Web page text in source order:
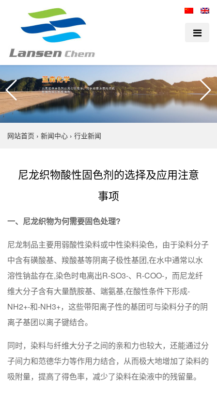
网站首页 › 新闻中心 › 行业新闻
尼龙织物酸性固色剂的选择及应用注意
事项
一、尼龙织物为何需要固色处理?
尼龙制品主要用弱酸性染料或中性染料染色，由于染料分子
中含有磺酸基、羧酸基等阴离子极性基团,在水中通常以水
溶性钠盐存在,染色时电离出R-SO3-、R-COO-，而尼龙纤
维大分子含有大量酰胺基、端氨基,在酸性条件下形成-
NH2+-和-NH3+，这些带阳离子性的基团可与染料分子的阴
离子基团以离子键结合。
同时，染料与纤维大分子之间的亲和力也较大，还能通过分
子间力和范德华力等作用力结合，从而极大地增加了染料的
吸附量，提高了得色率，减少了染料在染液中的残留量。